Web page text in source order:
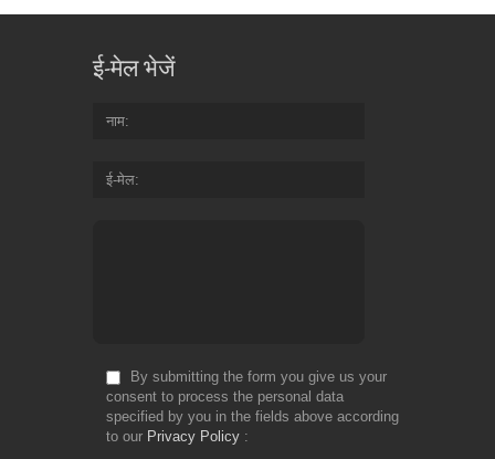
ई-मेल भेजें
नाम
ई-मेल
By submitting the form you give us your
consent to process the personal data
specified by you in the fields above according
to our Privacy Policy